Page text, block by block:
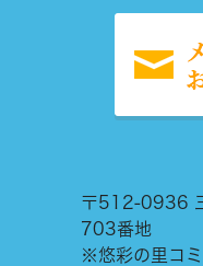
〒512-0936
703番地
※悠彩の里コミ